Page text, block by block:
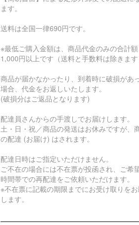
ます。
送料は全国一律690円です。
※最低ご購入金額は、商品代金のみの合計額
1,000円以上です（送料と手数料は除きます
商品が届かなかったり、到着時に破損があ
場合、代金をお返しいたします。
(破損分はご返品となります)
配達員さんからの手渡しでお届けします。
土・日・祝／商品の発送はお休みですが、
の配達 (お届け) はされます。
配達日時はご指定いただけません。
ご不在の場合には不在票が投函され、ご希
時間帯での再配達をご依頼いただけます。
※不在票に記載の期限までにお受け取りを
します。